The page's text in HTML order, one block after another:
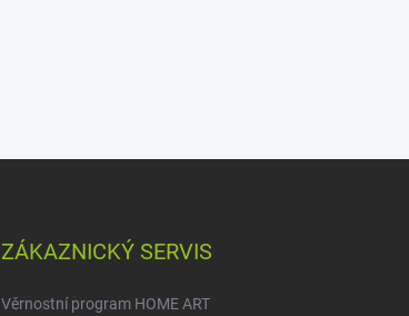
ZÁKAZNICKÝ SERVIS
Věrnostní program HOME ART